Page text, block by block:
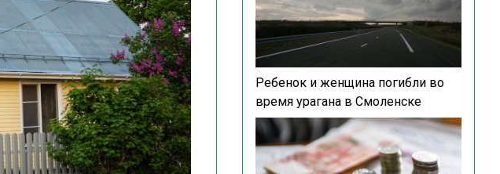
Ребенок и женщина погибли во
время урагана в Смоленске